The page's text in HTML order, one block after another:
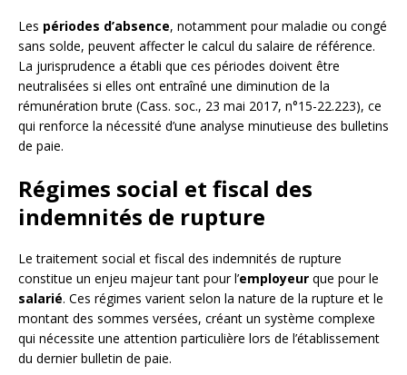
Les périodes d’absence, notamment pour maladie ou congé
sans solde, peuvent affecter le calcul du salaire de référence.
La jurisprudence a établi que ces périodes doivent être
neutralisées si elles ont entraîné une diminution de la
rémunération brute (Cass. soc., 23 mai 2017, n°15-22.223), ce
qui renforce la nécessité d’une analyse minutieuse des bulletins
de paie.
Régimes social et fiscal des
indemnités de rupture
Le traitement social et fiscal des indemnités de rupture
constitue un enjeu majeur tant pour l’employeur que pour le
salarié. Ces régimes varient selon la nature de la rupture et le
montant des sommes versées, créant un système complexe
qui nécessite une attention particulière lors de l’établissement
du dernier bulletin de paie.